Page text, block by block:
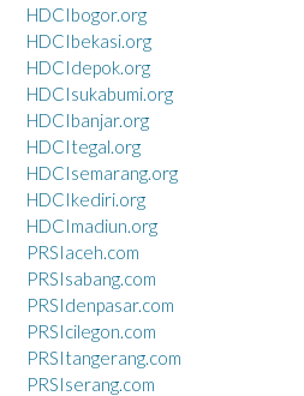
HDCIbogor.org
HDCIbekasi.org
HDCIdepok.org
HDCIsukabumi.org
HDCIbanjar.org
HDCItegal.org
HDCIsemarang.org
HDCIkediri.org
HDCImadiun.org
PRSIaceh.com
PRSIsabang.com
PRSIdenpasar.com
PRSIcilegon.com
PRSItangerang.com
PRSIserang.com